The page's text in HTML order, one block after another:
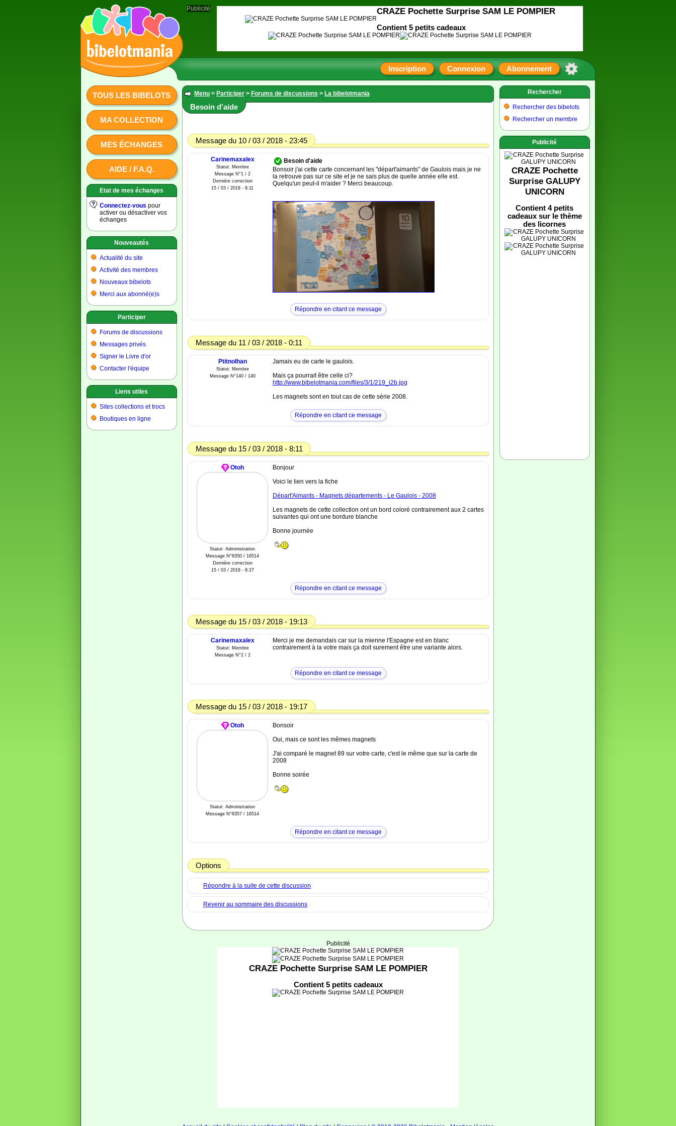
Inscription Connexion Abonnement
TOUS LES BIBELOTS
MA COLLECTION
MES ÉCHANGES
AIDE / F.A.Q.
Etat de mes échanges
Connectez-vous pour
activer ou désactiver vos
échanges
Nouveautés
Actualité du site
Activité des membres
Nouveaux bibelots
Merci aux abonné(e)s
Participer
Forums de discussions
Messages privés
Signer le Livre d'or
Contacter l'équipe
Liens utiles
Sites collections et trocs
Boutiques en ligne
Menu > Participer > Forums de discussions > La bibelotmania
Besoin d'aide
Message du 10 / 03 / 2018 - 23:45
Carinemaxalex
Statut: Membre
Message N°1 / 2
Dernière correction
15 / 03 / 2018 - 8:11
Besoin d'aide
Bonsoir j'ai cette carte concernant les "départ'aimants" de Gaulois mais je ne
la retrouve pas sur ce site et je ne sais plus de quelle année elle est.
Quelqu'un peut-il m'aider ? Merci beaucoup.
Répondre en citant ce message
Message du 11 / 03 / 2018 - 0:11
Ptitnolhan
Statut: Membre
Message N°140 / 140
Jamais eu de carte le gaulois.
Mais ça pourrait être celle ci?
http://www.bibelotmania.com/files/3/1/219_i2b.jpg
Les magnets sont en tout cas de cette série 2008.
Répondre en citant ce message
Message du 15 / 03 / 2018 - 8:11
Otoh
Statut: Administration
Message N°8350 / 16514
Dernière correction
15 / 03 / 2018 - 8:27
Bonjour
Voici le lien vers la fiche
Départ'Aimants - Magnets départements - Le Gaulois - 2008
Les magnets de cette collection ont un bord coloré contrairement aux 2 cartes
suivantes qui ont une bordure blanche
Bonne journée
Répondre en citant ce message
Message du 15 / 03 / 2018 - 19:13
Carinemaxalex
Statut: Membre
Message N°2 / 2
Merci je me demandais car sur la mienne l'Espagne est en blanc
contrairement à la votre mais ça doit surement être une variante alors.
Répondre en citant ce message
Message du 15 / 03 / 2018 - 19:17
Otoh
Statut: Administration
Message N°8357 / 16514
Bonsoir
Oui, mais ce sont les mêmes magnets
J'ai comparé le magnet 89 sur votre carte, c'est le même que sur la carte de
2008
Bonne soirée
Répondre en citant ce message
Options
Répondre à la suite de cette discussion
Revenir au sommaire des discussions
Publicité
CRAZE Pochette Surprise SAM LE POMPIER
Contient 5 petits cadeaux
Rechercher
Rechercher des bibelots
Rechercher un membre
Publicité
CRAZE Pochette
Surprise GALUPY
UNICORN
Contient 4 petits
cadeaux sur le thème
des licornes
Publicité CRAZE Pochette Surprise SAM LE POMPIER
Contient 5 petits cadeaux